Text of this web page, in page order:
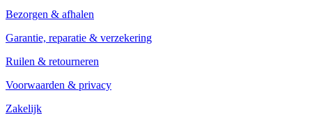
Bezorgen & afhalen
Garantie, reparatie & verzekering
Ruilen & retourneren
Voorwaarden & privacy
Zakelijk